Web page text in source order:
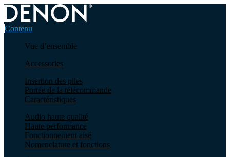
Contenu
Vue d’ensemble
Accessories
Insertion des piles
Portée de la télécommande
Caractéristiques
Audio haute qualité
Haute performance
Fonctionnement aisé
Nomenclature et fonctions